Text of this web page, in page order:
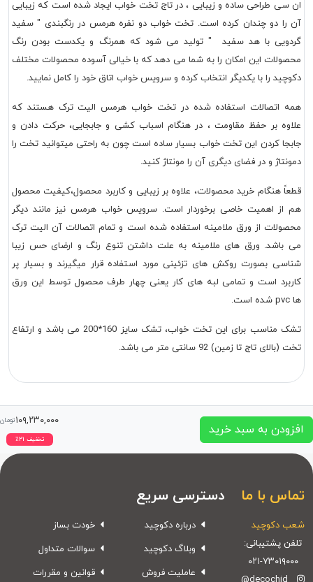
سی طراحی ساده و زیبایی ، در تاج تخت خواب ایجاد شده است که زیبایی
را دو چندان کرده است. تخت خواب دو نفره هرمس در رنگبندی " سفید
با هد سفید " تولید می شود که همرنگ و یکدست بودن رنگ
این امکان را به شما می دهد که با خیالی آسوده محصولات مختلف
را با یکدیگر انتخاب کرده و سرویس خواب اتاق خود را کامل نمایید.
اتصالات استفاده شده در تخت خواب هرمس الیت ترک هستند که
بر حفظ مقاومت ، در هنگام اسباب کشی و جابجایی، حرکت دادن و
کردن این تخت خواب بسیار ساده است چون به راحتی میتوانید تخت را
و در فضای دیگری آن را مونتاژ کنید.
هنگام خرید محصولات، علاوه بر زیبایی و کاربرد محصول،کیفیت محصول
از اهمیت خاصی برخوردار است. سرویس خواب هرمس نیز مانند دیگر
از ورق ملامینه استفاده شده است و تمام اتصالات آن الیت ترک
باشد. ورق های ملامینه به علت داشتن تنوع رنگ و ارضای حس زیبا
بصورت روکش های تزئینی مورد استفاده قرار میگیرند و بسیار پر
است و تمامی لبه های کار یعنی چهار طرف محصول توسط این ورق
تشک مناسب برای این تخت خواب، تشک سایز 160*200 می باشد و ارتفاع
تاج تا زمین) 92 سانتی متر می باشد.
به سبد خرید
۱۰۹,۲۳۰,۰۰۰تومان
۲۱٪
با ما
دکوچید
پشتیبانی:
۷۳۰۱۹۰۰۰
دسترسی سریع
درباره دکوچید
وبلاگ دکوچید
عاملیت فروش
خودت بساز
سوالات متداول
قوانین و مقررات